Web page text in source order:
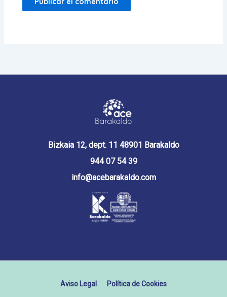
Bizkaia 12, dept. 11 48901 Barakaldo
944 07 54 39
info@acebarakaldo.com
Aviso Legal Política de Cookies